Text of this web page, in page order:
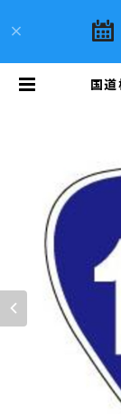
国